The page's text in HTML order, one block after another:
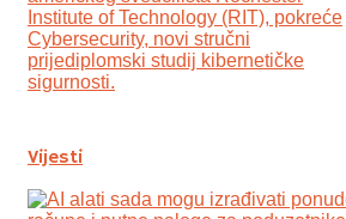
Institute of Technology (RIT), pokreće
Cybersecurity, novi stručni
prijediplomski studij kibernetičke
sigurnosti.
Vijesti